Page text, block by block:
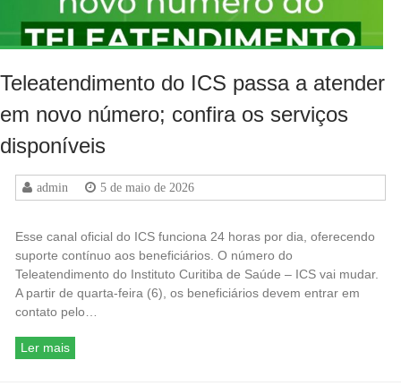
Teleatendimento do ICS passa a atender
em novo número; confira os serviços
disponíveis
admin 5 de maio de 2026
Esse canal oficial do ICS funciona 24 horas por dia, oferecendo
suporte contínuo aos beneficiários. O número do
Teleatendimento do Instituto Curitiba de Saúde – ICS vai mudar.
A partir de quarta-feira (6), os beneficiários devem entrar em
contato pelo…
Ler mais